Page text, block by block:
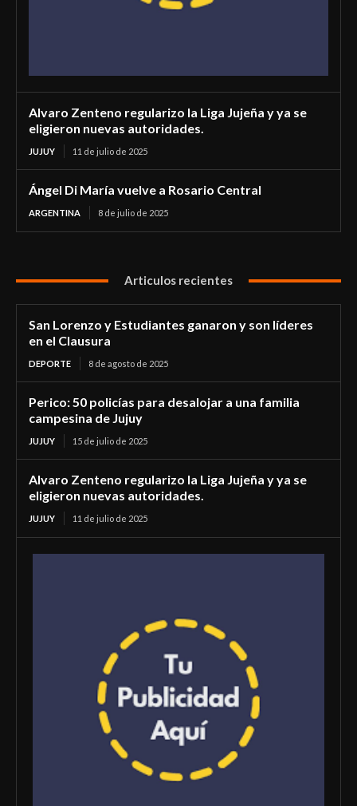
Alvaro Zenteno regularizo la Liga Jujeña y ya se
eligieron nuevas autoridades.
JUJUY 11 de julio de 2025
Ángel Di María vuelve a Rosario Central
ARGENTINA 8 de julio de 2025
Articulos recientes
San Lorenzo y Estudiantes ganaron y son líderes
en el Clausura
DEPORTE 8 de agosto de 2025
Perico: 50 policías para desalojar a una familia
campesina de Jujuy
JUJUY 15 de julio de 2025
Alvaro Zenteno regularizo la Liga Jujeña y ya se
eligieron nuevas autoridades.
JUJUY 11 de julio de 2025